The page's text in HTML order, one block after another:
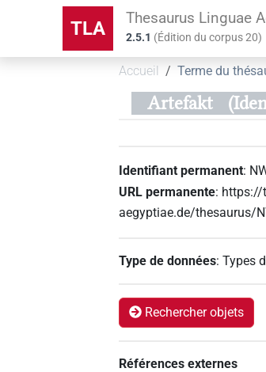
TLA Thesaurus Linguae
2.5.1 (Édition du corpus20)
Accueil Terme du
Artefakt
Identifiant permanent:
URL permanente: https://
aegyptiae.de/thesaurus/
Type de données:Types
Rechercher objets
Références externes